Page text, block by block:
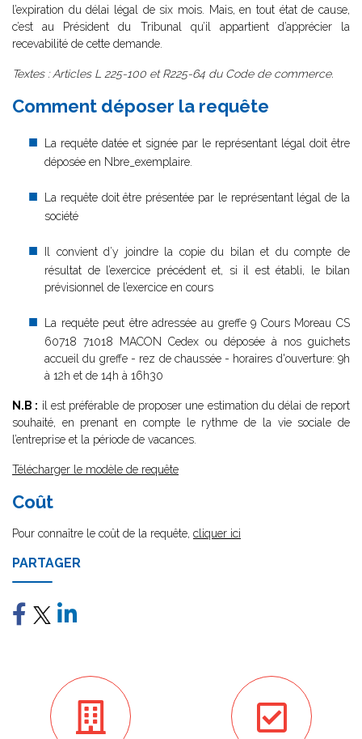
l’expiration du délai légal de six mois. Mais, en tout état de cause,
c’est au Président du Tribunal qu’il appartient d’apprécier la
recevabilité de cette demande.
Textes : Articles L 225-100 et R225-64 du Code de commerce.
Comment déposer la requête
La requête datée et signée par le représentant légal doit être
déposée en Nbre_exemplaire.
La requête doit être présentée par le représentant légal de la
société
Il convient d’y joindre la copie du bilan et du compte de
résultat de l’exercice précédent et, si il est établi, le bilan
prévisionnel de l’exercice en cours
La requête peut être adressée au greffe 9 Cours Moreau CS
60718 71018 MACON Cedex ou déposée à nos guichets
accueil du greffe - rez de chaussée - horaires d'ouverture: 9h
à 12h et de 14h à 16h30
N.B : il est préférable de proposer une estimation du délai de report
souhaité, en prenant en compte le rythme de la vie sociale de
l’entreprise et la période de vacances.
Télécharger le modèle de requête
Coût
Pour connaître le coût de la requête, cliquer ici
PARTAGER